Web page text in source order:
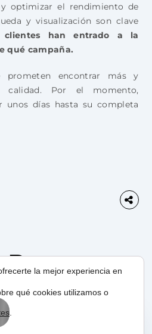
optimizar el rendimiento de
y visualización son clave
han entrado a la
qué campaña.
prometen encontrar más y
calidad. Por el momento,
unos días hasta su completa
Posts
la mejor experiencia en
qué cookies utilizamos o